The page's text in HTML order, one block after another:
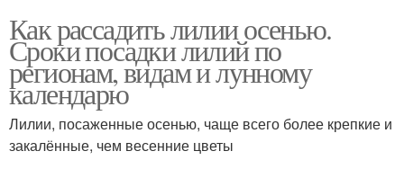
Как рассадить лилии осенью.
Сроки посадки лилий по
регионам, видам и лунному
календарю
Лилии, посаженные осенью, чаще всего более крепкие и
закалённые, чем весенние цветы